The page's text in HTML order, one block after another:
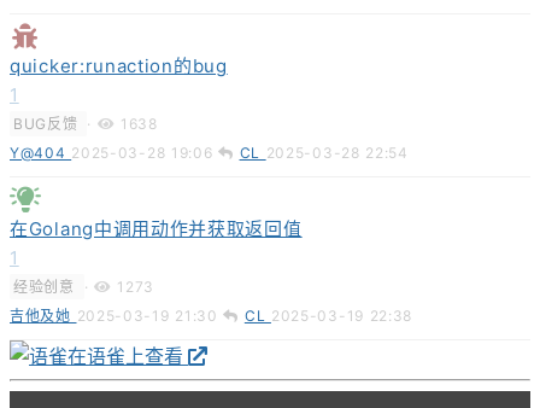
quicker:runaction的bug
1
BUG反馈 ·
1638
Y@404 2025-03-28 19:06 CL 2025-03-28 22:54
在Golang中调用动作并获取返回值
1
经验创意 ·
1273
吉他及她 2025-03-19 21:30 CL 2025-03-19 22:38
在语雀上查看